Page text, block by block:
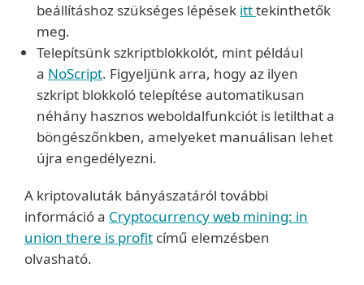
beállításhoz szükséges lépések itttekinthetők
meg.
Telepítsünk szkriptblokkolót, mint például
a NoScript. Figyeljünk arra, hogy az ilyen
szkript blokkoló telepítése automatikusan
néhány hasznos weboldalfunkciót is letilthat a
böngészőnkben, amelyeket manuálisan lehet
újra engedélyezni.
A kriptovaluták bányászatáról további
információ a Cryptocurrency web mining: in
union there is profit című elemzésben
olvasható.